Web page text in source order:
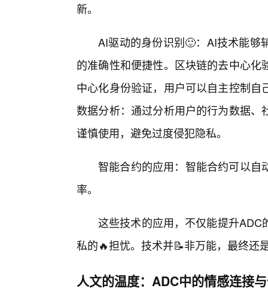
新。
AI驱动的身份识别🙂：AI技术能够
的准确性和便捷性。区块链的去中心
中心化身份验证，用户可以自主控制
数据分析：通过分析用户的行为数据
谨慎使用，避免过度侵犯隐私。
智能合约的应用：智能合约可以自
率。
这些技术的应用，不仅能提升
私的🔥担忧。技术并📝非万能，最终还
人文的温度：ADC中的情感连接